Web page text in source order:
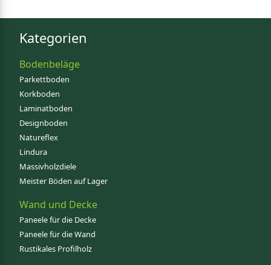
Kategorien
Bodenbeläge
Parkettboden
Korkboden
Laminatboden
Designboden
Natureflex
Lindura
Massivholzdiele
Meister Böden auf Lager
Wand und Decke
Paneele für die Decke
Paneele für die Wand
Rustikales Profilholz